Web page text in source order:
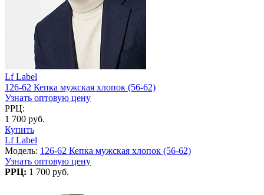
Lf Label
126-62 Кепка мужская хлопок (56-62)
Узнать оптовую цену
РРЦ:
1 700 руб.
Купить
Lf Label
Модель: 126-62 Кепка мужская хлопок (56-62)
Узнать оптовую цену
РРЦ: 1 700 руб.